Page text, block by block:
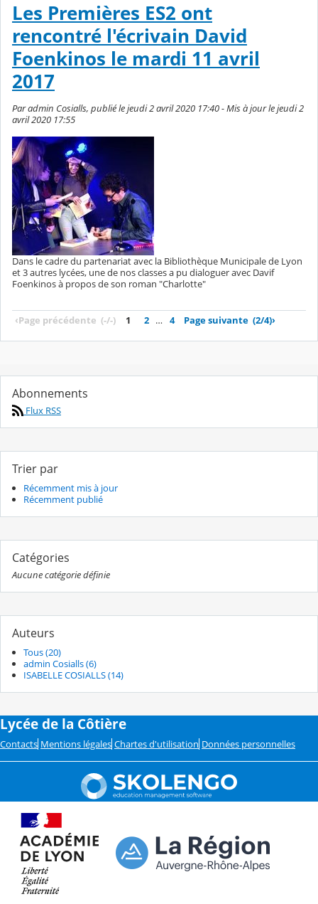
Les Premières ES2 ont
rencontré l'écrivain David
Foenkinos le mardi 11 avril
2017
Par admin Cosialls, publié le jeudi 2 avril 2020 17:40 - Mis à jour le jeudi 2
avril 2020 17:55
Dans le cadre du partenariat avec la Bibliothèque Municipale de Lyon
et 3 autres lycées, une de nos classes a pu dialoguer avec Davif
Foenkinos à propos de son roman "Charlotte"
‹Page précédente (-/-) 1 2 … 4 Page suivante (2/4)›
Abonnements
Flux RSS
Trier par
Récemment mis à jour
Récemment publié
Catégories
Aucune catégorie définie
Auteurs
Tous (20)
admin Cosialls (6)
ISABELLE COSIALLS (14)
Lycée de la Côtière
Contacts Mentions légales Chartes d'utilisation Données personnelles